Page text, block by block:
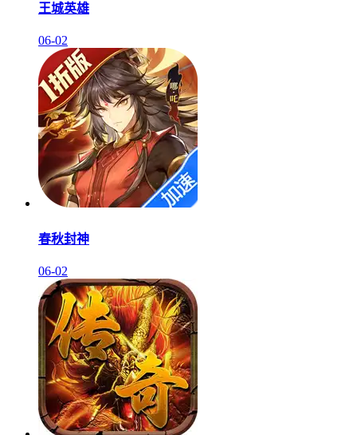
王城英雄
06-02
春秋封神
06-02